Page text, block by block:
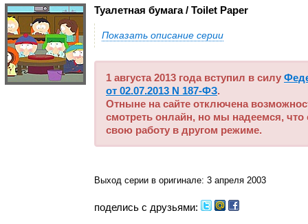
Туалетная бумага / Toilet Paper
Показать описание серии
1 августа 2013 года вступил в силу
от 02.07.2013 N 187-ФЗ.
Отныне на сайте отключена
смотреть онлайн, но мы надеемся, что
свою работу в другом режиме.
Выход серии в оригинале: 3 апреля 2003
поделись с друзьями: